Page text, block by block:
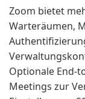
Zoom bietet
Warteräumen,
Optionale End-
Meetings zur